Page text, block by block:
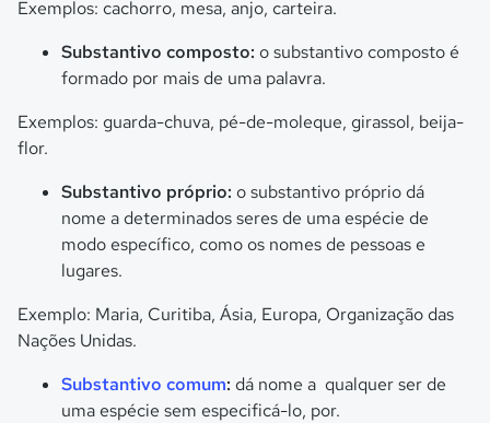
Exemplos: cachorro, mesa, anjo, carteira.
Substantivo composto: o substantivo composto é
formado por mais de uma palavra.
Exemplos: guarda-chuva, pé-de-moleque, girassol, beija-
flor.
Substantivo próprio: o substantivo próprio dá
nome a determinados seres de uma espécie de
modo específico, como os nomes de pessoas e
lugares.
Exemplo: Maria, Curitiba, Ásia, Europa, Organização das
Nações Unidas.
Substantivo comum: dá nome a qualquer ser de
uma espécie sem especificá-lo, por.